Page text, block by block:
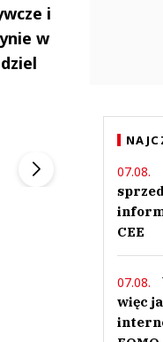
i
w
Szefem
07.08.
CEE
07.08.
więc